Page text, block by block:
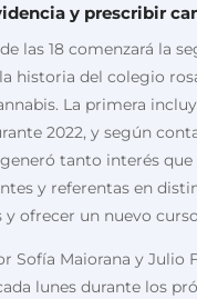
y prescribir
las 18 comenzará la
historia del colegio
La primera
2022, y según
tanto interés
y referentas en
y ofrecer un nuevo
Sofía Maiorana y Julio
lunes durante los